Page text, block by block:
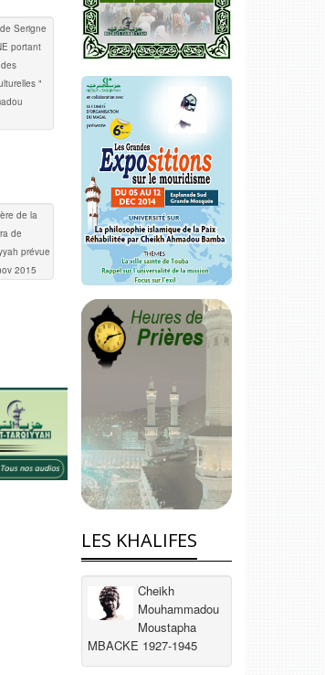
Serigne
portant
"
de la
de
prévue
2015
LES KHALIFES
Cheikh
Mouhammadou
Moustapha
MBACKE 1927-1945